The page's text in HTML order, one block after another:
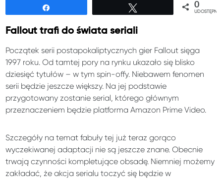
0
Fallout trafi do świata seriali
Początek serii postapokaliptycznych gier Fallout sięga
1997 roku. Od tamtej pory na rynku ukazało się blisko
dziesięć tytułów – w tym spin-offy. Niebawem fenomen
serii będzie jeszcze większy. Na jej podstawie
przygotowany zostanie serial, którego głównym
przeznaczeniem będzie platforma Amazon Prime Video.
Szczegóły na temat fabuły tej już teraz gorąco
wyczekiwanej adaptacji nie są jeszcze znane. Obecnie
trwają czynności kompletujące obsadę. Niemniej możemy
zakładać, że akcja serialu toczyć się będzie w